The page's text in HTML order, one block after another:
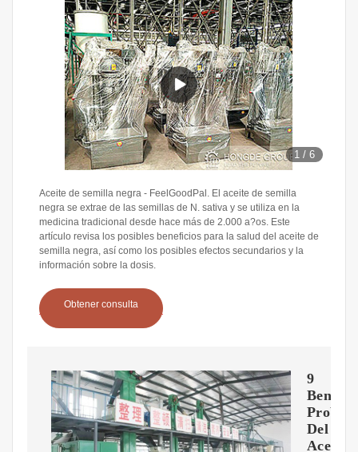
1 /6
Aceite de semilla negra - FeelGoodPal. El aceite de semilla
negra se extrae de las semillas de N. sativa y se utiliza en la
medicina tradicional desde hace más de 2.000 a?os. Este
artículo revisa los posibles beneficios para la salud del aceite de
semilla negra, así como los posibles efectos secundarios y la
información sobre la dosis.
Obtener consulta
9
Del
Aceite